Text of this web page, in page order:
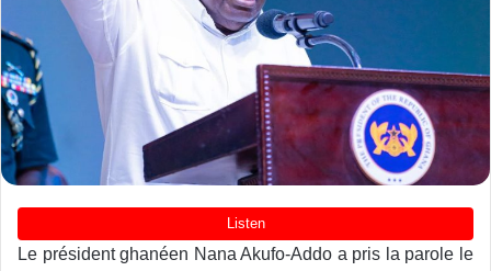
Le président ghanéen Nana Akufo-Addo a pris la parole le